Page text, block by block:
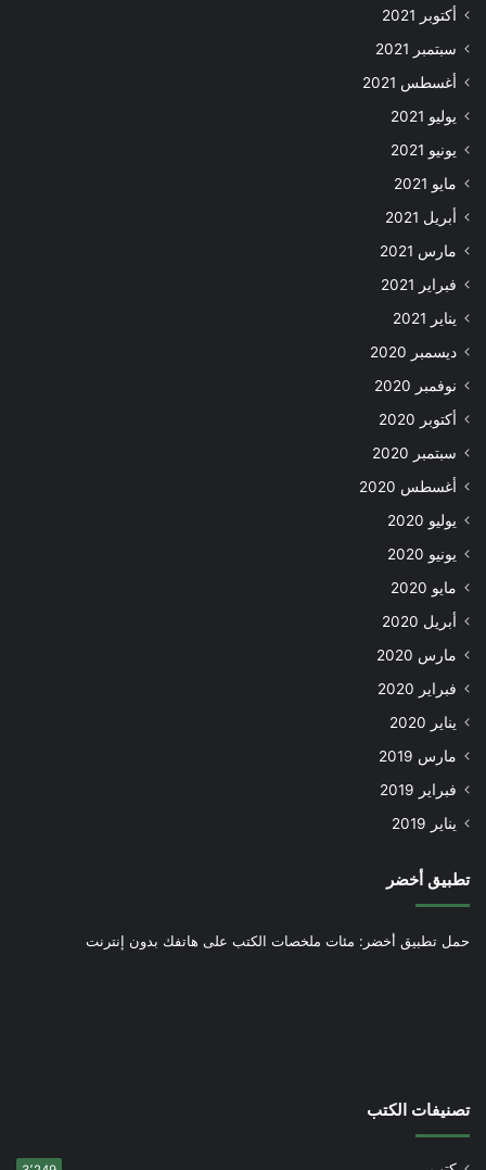
أكتوبر 2021
سبتمبر 2021
أغسطس 2021
يوليو 2021
يونيو 2021
مايو 2021
أبريل 2021
مارس 2021
فبراير 2021
يناير 2021
ديسمبر 2020
نوفمبر 2020
أكتوبر 2020
سبتمبر 2020
أغسطس 2020
يوليو 2020
يونيو 2020
مايو 2020
أبريل 2020
مارس 2020
فبراير 2020
يناير 2020
مارس 2019
فبراير 2019
يناير 2019
تطبيق أخضر
حمل تطبيق أخضر: مئات ملخصات الكتب على هاتفك بدون إنترنت
تصنيفات الكتب